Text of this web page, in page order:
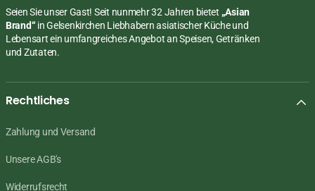
Seien Sie unser Gast! Seit nunmehr 32 Jahren bietet „Asian
Brand“ in Gelsenkirchen Liebhabern asiatischer Küche und
Lebensart ein umfangreiches Angebot an Speisen, Getränken
und Zutaten.
Rechtliches
Zahlung und Versand
Unsere AGB's
Widerrufsrecht